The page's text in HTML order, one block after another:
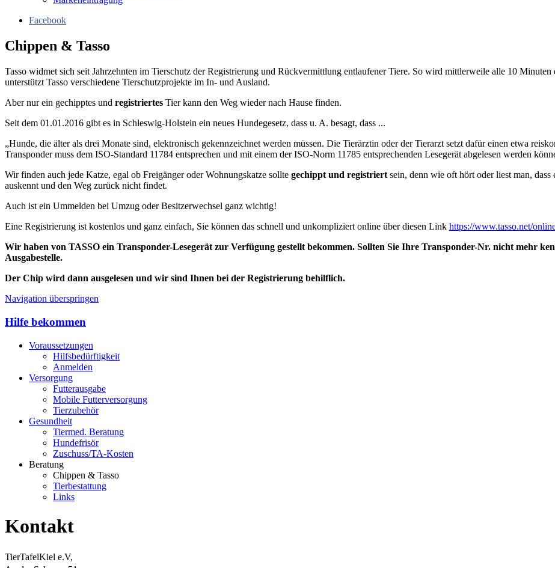
Facebook
Chippen & Tasso
Tasso widmet sich seit Jahrzehnten im Tierschutz der Registrierung und Rückvermittlung entlaufener Tiere. So wird mittlerweile alle 10
unterstützt Tasso verschiedene Tierschutzprojekte im In- und Ausland.
Aber nur ein gechipptes und registriertes Tier kann den Weg wieder nach Hause finden.
Seit dem 01.01.2016 gibt es in Schleswig-Holstein ein neues Hundegesetz, dass u. A. besagt, dass ...
„Hunde, die älter als drei Monate sind, elektronisch gekennzeichnet werden müssen. Die Tierärztin oder der Tierarzt setzt dafür einen etwa
Transponder muss dem ISO-Standard 11784 entsprechen und mit einem der ISO-Norm 11785 entsprechenden Lesegerät abgelesen werden
Wir finden auch jede Katze, egal ob Freigänger oder Wohnungskatze sollte gechippt und registriert sein, denn wie oft hört oder liest man,
auskennt und den Weg zurück nicht findet.
Auch ist ein Ummelden bei Umzug oder Besitzerwechsel ganz wichtig!
Eine Registrierung ist kostenlos und ganz einfach, Sie können das schnell und unkompliziert online über diesen Link https://www.tasso.net/
Wir haben von TASSO ein Transponder-Lesegerät zur Verfügung gestellt bekommen. Sollten Sie Ihre Transponder-Nr. nicht mehr
Ausgabestelle.
Der Chip wird dann ausgelesen und wir sind Ihnen bei der Registrierung behilflich.
Navigation überspringen
Hilfe bekommen
Voraussetzungen
Hilfsbedürftigkeit
Anmelden
Versorgung
Futterausgabe
Mobile Futterversorgung
Tierzubehör
Gesundheit
Tiermed. Beratung
Hundefrisör
Zuschuss/TA-Kosten
Beratung
Chippen & Tasso
Tierbestattung
Links
Kontakt
TierTafelKiel e.V,